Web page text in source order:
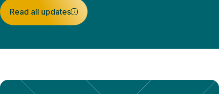
Read all updates